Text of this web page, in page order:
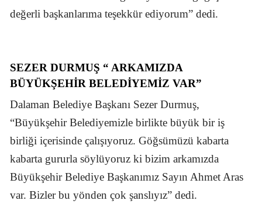
değerli başkanlarıma teşekkür ediyorum” dedi.
SEZER DURMUŞ “ ARKAMIZDA
BÜYÜKŞEHIR BELEDIYEMIZ VAR”
Dalaman Belediye Başkanı Sezer Durmuş,
“Büyükşehir Belediyemizle birlikte büyük bir iş
birliği içerisinde çalışıyoruz. Göğsümüzü kabarta
kabarta gururla söylüyoruz ki bizim arkamızda
Büyükşehir Belediye Başkanımız Sayın Ahmet Aras
var. Bizler bu yönden çok şanslıyız” dedi.